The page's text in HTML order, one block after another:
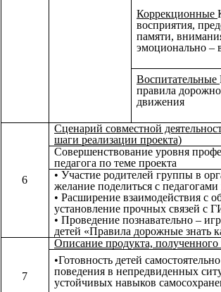
Коррекционные
восприятия,
памяти,
эмоционально –
Воспитательные
правила
движения
6
Сценарий совместной
шаги реализации проекта)
Совершенствование уровня
педагога по теме проекта
• Участие родителей группы в
желание поделиться с
• Расширение взаимодействия с
установление прочных связей с
• Проведение познавательно –
детей «Правила дорожные знать
7
Описание продукта, полученного
•Готовность детей
поведения в непредвиденных
устойчивых навыков